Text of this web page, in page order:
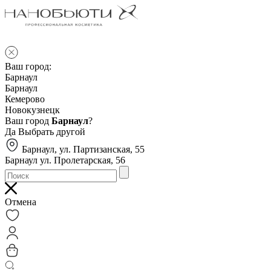
Ваш город:
Барнаул
Барнаул
Кемерово
Новокузнецк
Ваш город Барнаул?
Да Выбрать другой
Барнаул, ул. Партизанская, 55
Барнаул ул. Пролетарская, 56
Отмена